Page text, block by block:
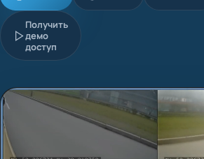
Получить
демо
доступ